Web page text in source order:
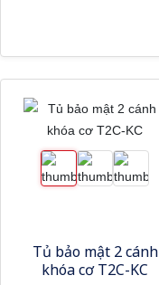
Tủ bảo mật 2 cánh
khóa cơ T2C-KC